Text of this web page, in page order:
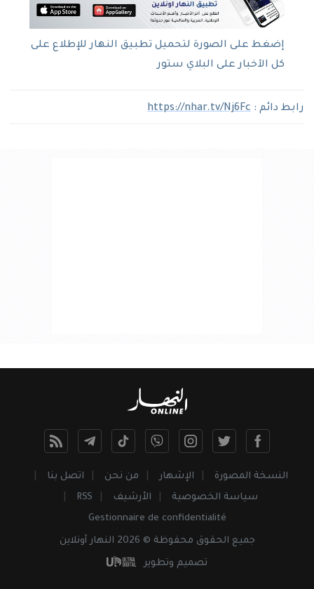
إضغط على الصورة لتحميل تطبيق النهار للإطلاع على
كل الآخبار على البلاي ستور
رابط دائم : https://nhar.tv/Nj6Fc
النسخة المصورة الإشهار من نحن
اتصل بنا
سياسة الخصوصية
الأرشيف
RSS
Gestionnaire de confidentialité
جميع الحقوق محفوظة © 2026 النهار أونلاين
تصميم وتطوير